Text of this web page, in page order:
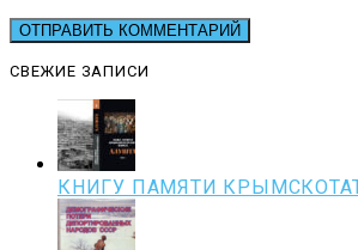
СВЕЖИЕ ЗАПИСИ
КНИГУ ПАМЯТИ